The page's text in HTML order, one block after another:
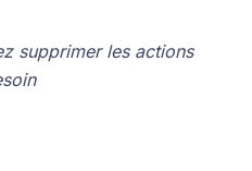
supprimer les actions